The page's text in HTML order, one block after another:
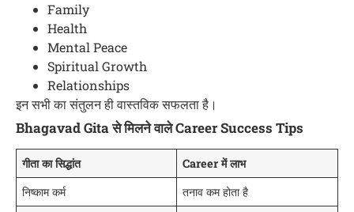
Family
Health
Mental Peace
Spiritual Growth
Relationships
इन सभी का संतुलन ही वास्तविक सफलता है।
Bhagavad Gita से मिलने वाले Career Success Tips
गीता का सिद्धांत
Career में लाभ
निष्काम कर्म
तनाव कम होता है